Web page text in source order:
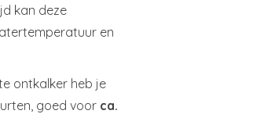
kan deze
en
ontkalker heb je
goed voor ca.